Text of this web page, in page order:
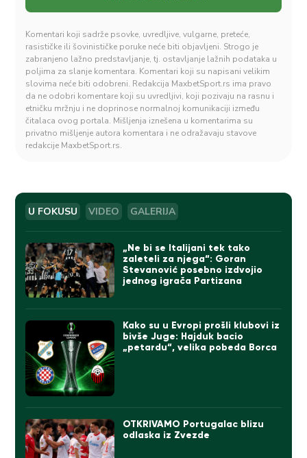
Komentari koji sadrže psovke, uvredljive, vulgarne, preteće,
rasističke ili šovinističke poruke neće biti objavljeni. Strogo je
zabranjeno lažno predstavljanje, tj. ostavljanje lažnih podataka u
poljima za slanje komentara. Komentari koji su napisani velikim
slovima neće biti odobreni. Redakcija MaxbetSport.rs ima pravo
da ne odobri komentare koji su uvredljivi, koji pozivaju na rasnu i
etničku mržnju i ne doprinose normalnoj komunikaciji između
čitalaca ovog portala. Mišljenja iznešena u komentarima su
privatno mišljenje autora komentara i ne odražavaju stavove
redakcije MaxbetSport.rs.
U FOKUSU VIDEO GALERIJA
„Ne bi se Italijani tek tako
zaleteli za njega“: Goran
Stevanović posebno izdvojio
jednog igrača Partizana
Kako su u Evropi prošli klubovi iz
bivše Juge: Hajduk bacio
„petardu“, velika pobeda Borca
OTKRIVAMO Portugalac blizu
odlaska iz Zvezde